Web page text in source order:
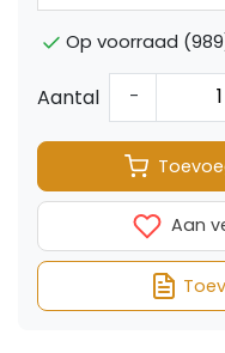
Op voorraad
Aantal -
Aan